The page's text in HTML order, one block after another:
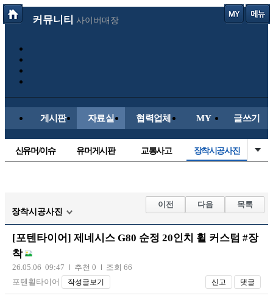
커뮤니티 사이버매장
게시판 자료실 협력업체 MY 글쓰기
신유머/이슈 유머게시판 교통사고 장착시공사진
레이싱모델 자유사진
군사/무기
오토바이
장착시공사진
이전 다음 목록
[포텐타이어] 제네시스 G80 순정 20인치 휠 커스텀 #장
착
26.05.06 09:47 추천 0
조회 66
포텐휠타이어
작성글보기 신고 댓글